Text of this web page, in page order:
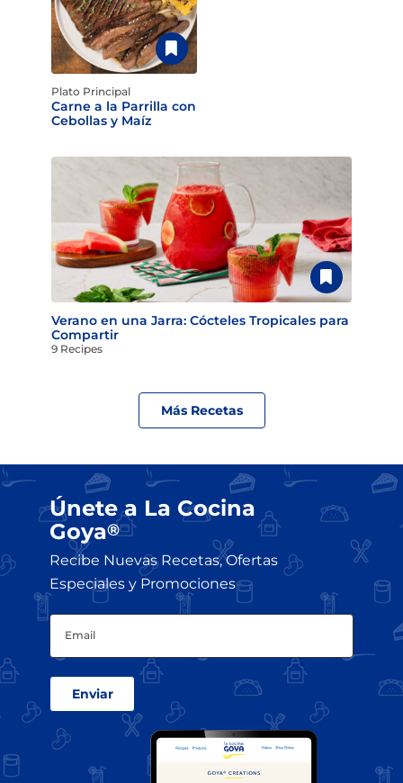
Plato Principal
Carne a la Parrilla con
Cebollas y Maíz
Verano en una Jarra: Cócteles Tropicales para
Compartir
9 Recipes
Más Recetas
Únete a La Cocina
Goya®
Recibe Nuevas Recetas, Ofertas
Especiales y Promociones